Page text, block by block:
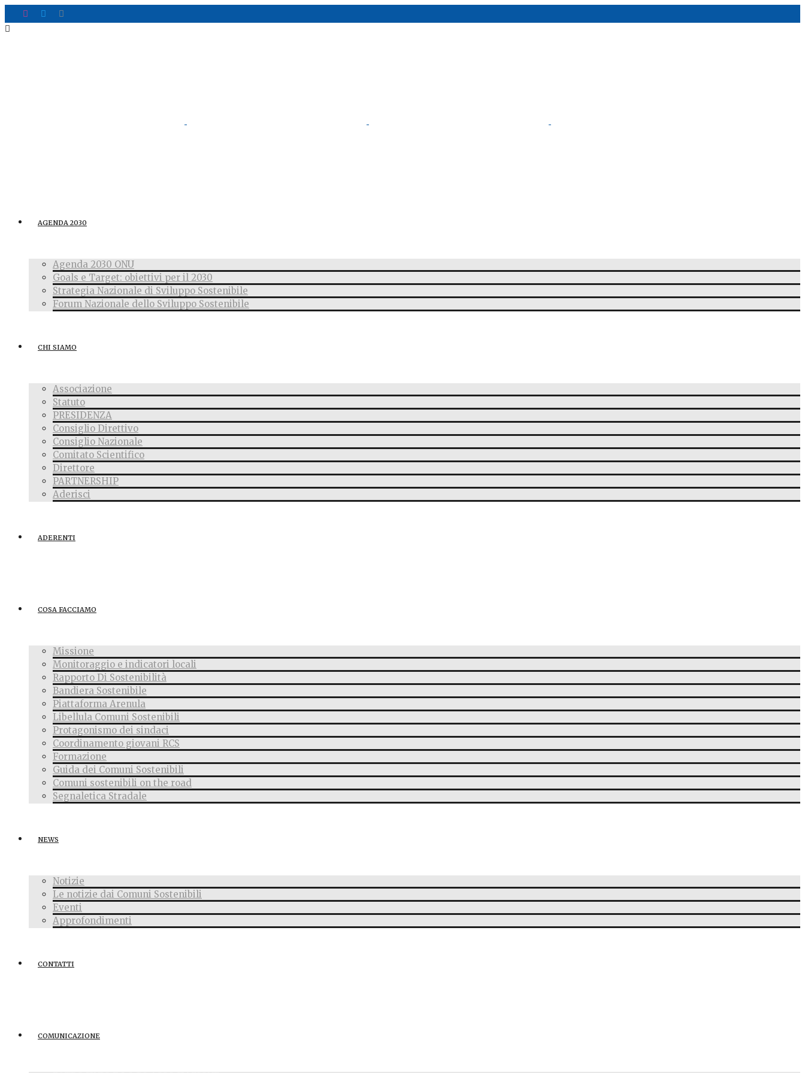
AGENDA 2030
Agenda 2030 ONU
Goals e Target: obiettivi per il 2030
Strategia Nazionale di Sviluppo Sostenibile
Forum Nazionale dello Sviluppo Sostenibile
CHI SIAMO
Associazione
Statuto
PRESIDENZA
Consiglio Direttivo
Consiglio Nazionale
Comitato Scientifico
Direttore
PARTNERSHIP
Aderisci
ADERENTI
COSA FACCIAMO
Missione
Monitoraggio e indicatori locali
Rapporto Di Sostenibilità
Bandiera Sostenibile
Piattaforma Arenula
Libellula Comuni Sostenibili
Protagonismo dei sindaci
Coordinamento giovani RCS
Formazione
Guida dei Comuni Sostenibili
Comuni sostenibili on the road
Segnaletica Stradale
NEWS
Notizie
Le notizie dai Comuni Sostenibili
Eventi
Approfondimenti
CONTATTI
COMUNICAZIONE